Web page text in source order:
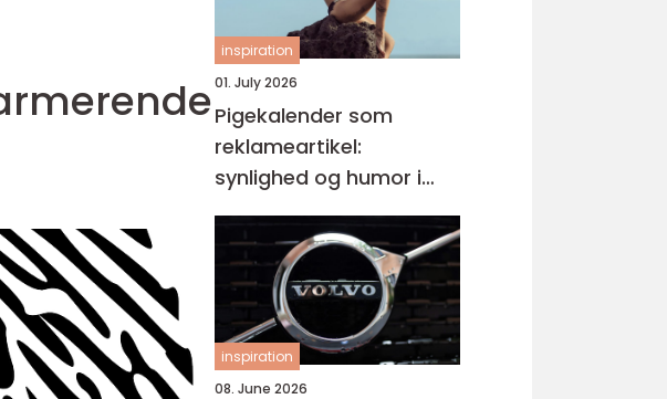
inspiration
01. July 2026
Pigekalender som
reklameartikel:
synlighed og humor i
samme produkt
inspiration
08. June 2026